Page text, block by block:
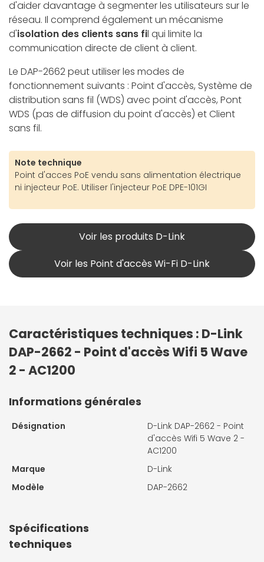
d'aider davantage à segmenter les utilisateurs sur le
réseau. Il comprend également un mécanisme
d'isolation des clients sans fil qui limite la
communication directe de client à client.
Le DAP-2662 peut utiliser les modes de
fonctionnement suivants : Point d'accès, Système de
distribution sans fil (WDS) avec point d'accès, Pont
WDS (pas de diffusion du point d'accès) et Client
sans fil.
Note technique
Point d'acces PoE vendu sans alimentation électrique
ni injecteur PoE. Utiliser l'injecteur PoE DPE-101GI
Voir les produits D-Link
Voir les Point d'accès Wi-Fi D-Link
Caractéristiques techniques : D-Link
DAP-2662 - Point d'accès Wifi 5 Wave
2 - AC1200
Informations générales
Désignation
D-Link DAP-2662 - Point
d'accès Wifi 5 Wave 2 -
AC1200
Marque
D-Link
Modèle
DAP-2662
Spécifications
techniques